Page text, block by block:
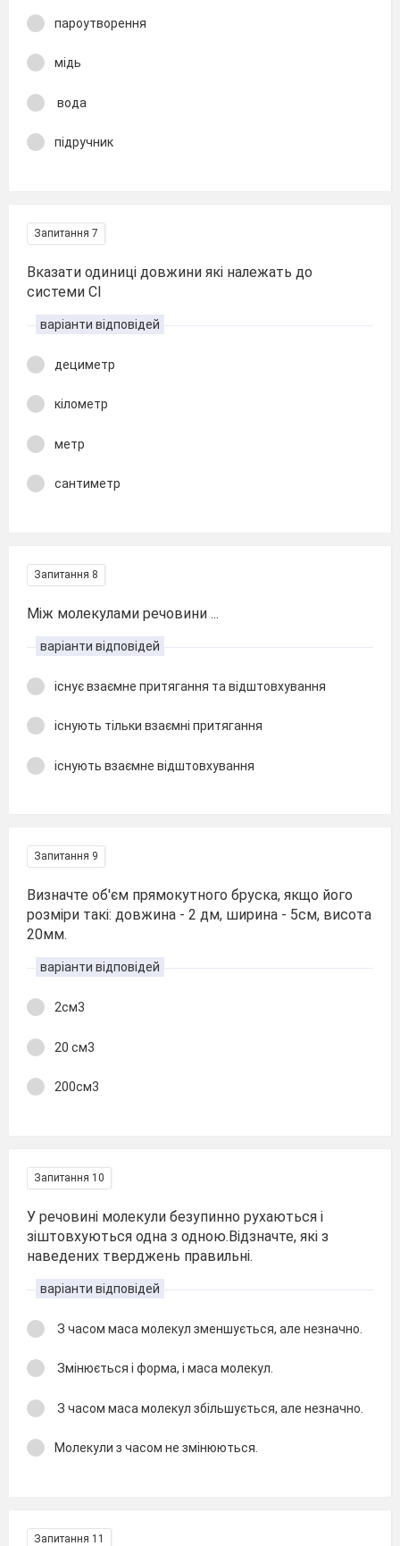
пароутворення
мідь
вода
підручник
Запитання 7
Вказати одиниці довжини які належать до
системи СІ
варіанти відповідей
дециметр
кілометр
метр
сантиметр
Запитання 8
Між молекулами речовини ...
варіанти відповідей
існує взаємне притягання та відштовхування
існують тільки взаємні притягання
існують взаємне відштовхування
Запитання 9
Визначте об'єм прямокутного бруска, якщо його
розміри такі: довжина - 2 дм, ширина - 5см, висота
20мм.
варіанти відповідей
2см3
20 см3
200см3
Запитання 10
У речовині молекули безупинно рухаються і
зіштовхуються одна з одною.Відзначте, які з
наведених тверджень правильні.
варіанти відповідей
З часом маса молекул зменшується, але незначно.
Змінюється і форма, і маса молекул.
З часом маса молекул збільшується, але незначно.
Молекули з часом не змінюються.
Запитання 11